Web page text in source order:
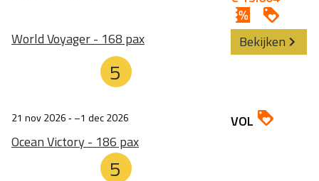
World Voyager - 168 pax
5
Bekijken
21 nov 2026‐ 1 dec 2026
Ocean Victory - 186 pax
VOL
5